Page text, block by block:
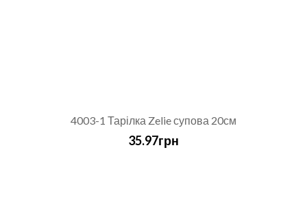
4003-1 Тарілка Zelie супова 20см
35.97грн